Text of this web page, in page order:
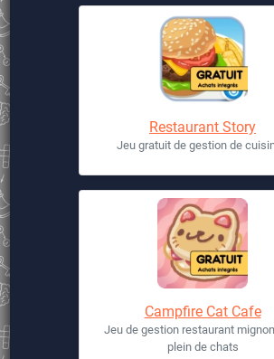
Restaurant Story
Jeu gratuit de gestion de
Campfire Cat Cafe
Jeu de gestion restaurant
plein de chats